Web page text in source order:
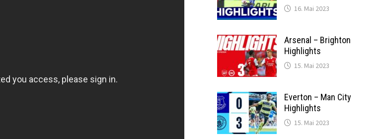
16. Mai 2023
Arsenal – Brighton
Highlights
15. Mai 2023
Everton – Man City
Highlights
15. Mai 2023